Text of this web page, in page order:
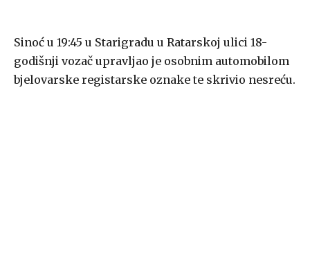
Sinoć u 19:45 u Starigradu u Ratarskoj ulici 18-
godišnji vozač upravljao je osobnim automobilom
bjelovarske registarske oznake te skrivio nesreću.